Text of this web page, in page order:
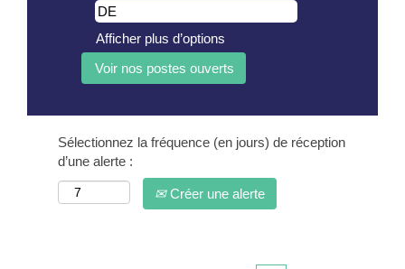
Afficher plus d’options
Sélectionnez la fréquence (en jours) de réception
d’une alerte :
Créer une alerte